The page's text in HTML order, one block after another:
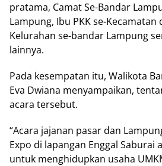
pratama, Camat Se-Bandar
Lampung, Ibu PKK se-Kecamatan
Kelurahan se-bandar Lampung
lainnya.
Pada kesempatan itu, Walikota
Eva Dwiana menyampaikan,
acara tersebut.
“Acara jajanan pasar dan
Expo di lapangan Enggal Saburai
untuk menghidupkan usaha